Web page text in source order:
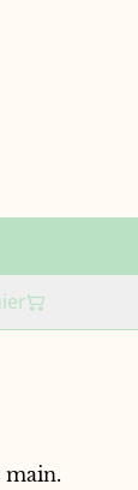
main.